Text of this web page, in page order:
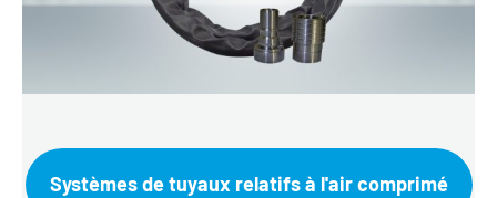
Systèmes de tuyaux relatifs à l'air comprimé